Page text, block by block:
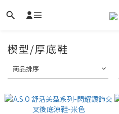
楔型/厚底鞋
商品排序